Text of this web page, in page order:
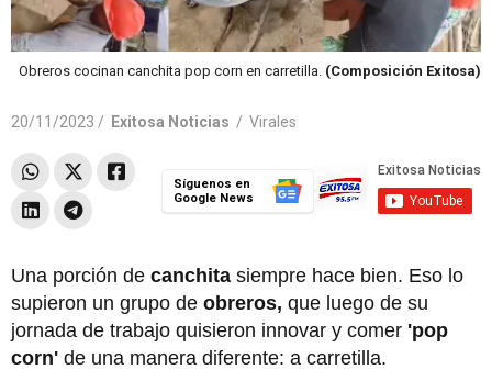
Obreros cocinan canchita pop corn en carretilla. (Composición Exitosa)
20/11/2023 / Exitosa Noticias / Virales
Síguenos en
Google News
Una porción de canchita siempre hace bien. Eso lo
supieron un grupo de obreros, que luego de su
jornada de trabajo quisieron innovar y comer 'pop
corn' de una manera diferente: a carretilla.